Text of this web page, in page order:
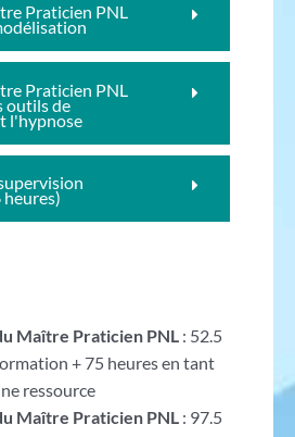
Praticien PNL
Praticien PNL
outils de
l'hypnose
Maître Praticien PNL : 52.5
+ 75 heures en tant
ressource
Maître Praticien PNL : 97.5